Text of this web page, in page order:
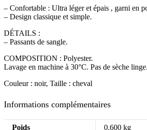
– Confortable : Ultra léger et épais , garni en
– Design classique et simple.
DÉTAILS :
– Passants de sangle.
COMPOSITION : Polyester.
Lavage en machine à 30°C. Pas de sèche linge.
Couleur : noir, Taille : cheval
Informations complémentaires
Poids 0,600 kg